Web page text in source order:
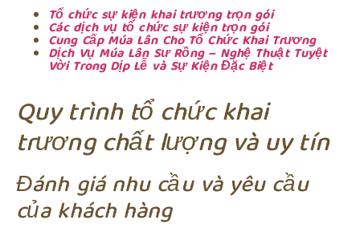
Tổ chức sự kiện khai trương trọn gói
Các dịch vụ tổ chức sự kiện trọn gói
Cung Cấp Múa Lân Cho Tổ Chức Khai Trương
Dịch Vụ Múa Lân Sư Rồng – Nghệ Thuật Tuyệt
Vời Trong Dịp Lễ và Sự Kiện Đặc Biệt
Quy trình tổ chức khai
trương chất lượng và uy tín
Đánh giá nhu cầu và yêu cầu
của khách hàng